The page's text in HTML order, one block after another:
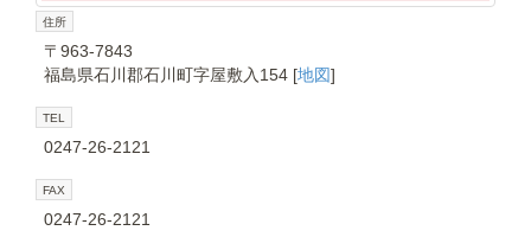
住所
〒963-7843
福島県石川郡石川町字屋敷入154 [地図]
TEL
0247-26-2121
FAX
0247-26-2121